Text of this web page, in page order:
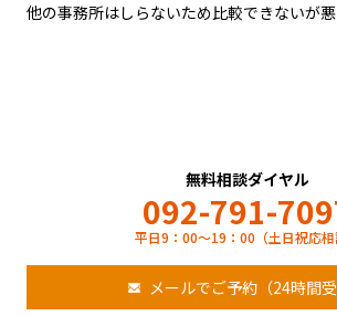
他の事務所はしらないため比較できないが悪
無料相談ダイヤル
092-791-
平日9：00～19：00（土日祝応相
メールでご予約（24時間受